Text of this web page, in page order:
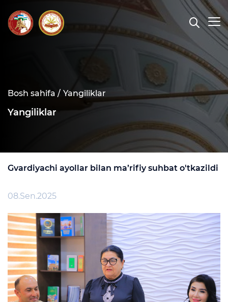
Bosh sahifa / Yangiliklar
Yangiliklar
Gvardiyachi ayollar bilan ma’rifiy suhbat o'tkazildi
08.Sen.2025